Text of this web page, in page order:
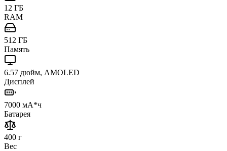
12 ГБ
RAM
512 ГБ
Память
6.57 дюйм, AMOLED
Дисплей
7000 мА*ч
Батарея
400 г
Вес